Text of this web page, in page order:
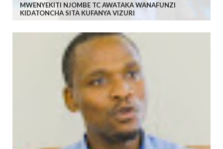
MWENYEKITI NJOMBE TC AWATAKA WANAFUNZI
KIDATONCHA SITA KUFANYA VIZURI